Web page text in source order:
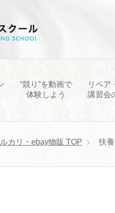
“競り”を動画で
体験しよう
リペア
講習会
カリ・ebay物販 TOP 扶